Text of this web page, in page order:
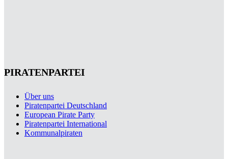
PIRATENPARTEI
Über uns
Piratenpartei Deutschland
European Pirate Party
Piratenpartei International
Kommunalpiraten